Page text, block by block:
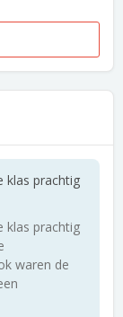
klas prachtig
klas prachtig
waren de